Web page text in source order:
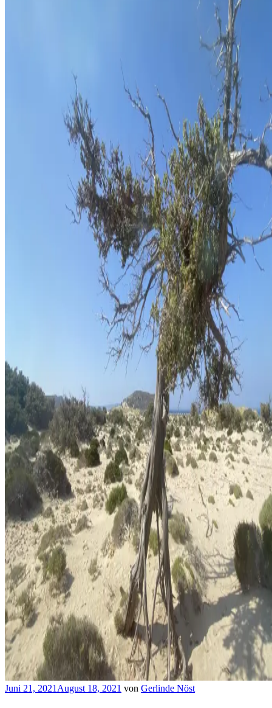
Veröffentlicht
Juni 21, 2021 August 18, 2021 von Gerlinde Nöst